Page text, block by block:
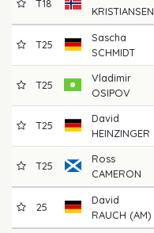
T18
KRISTIANSEN
T25
Sascha
SCHMIDT
T25
Vladimir
OSIPOV
T25
David
HEINZINGER
T25
Ross
CAMERON
25
David
RAUCH (AM)